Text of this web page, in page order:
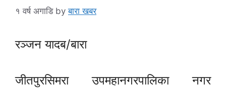
१ वर्ष अगाडि byबारा खबर
रञ्जन यादब/बारा
जीतपुरसिमरा उपमहानगरपालिका नगर